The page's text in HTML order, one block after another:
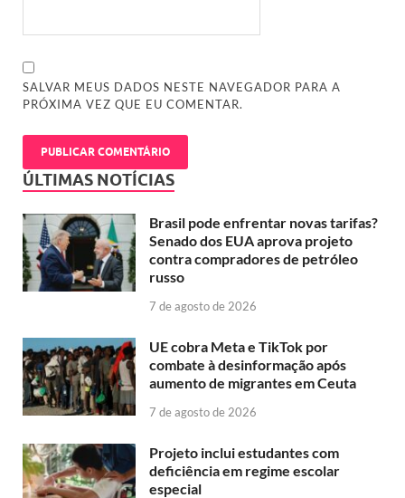
SALVAR MEUS DADOS NESTE NAVEGADOR PARA A
PRÓXIMA VEZ QUE EU COMENTAR.
ÚLTIMAS NOTÍCIAS
Brasil pode enfrentar novas tarifas?
Senado dos EUA aprova projeto
contra compradores de petróleo
russo
7 de agosto de 2026
UE cobra Meta e TikTok por
combate à desinformação após
aumento de migrantes em Ceuta
7 de agosto de 2026
Projeto inclui estudantes com
deficiência em regime escolar
especial